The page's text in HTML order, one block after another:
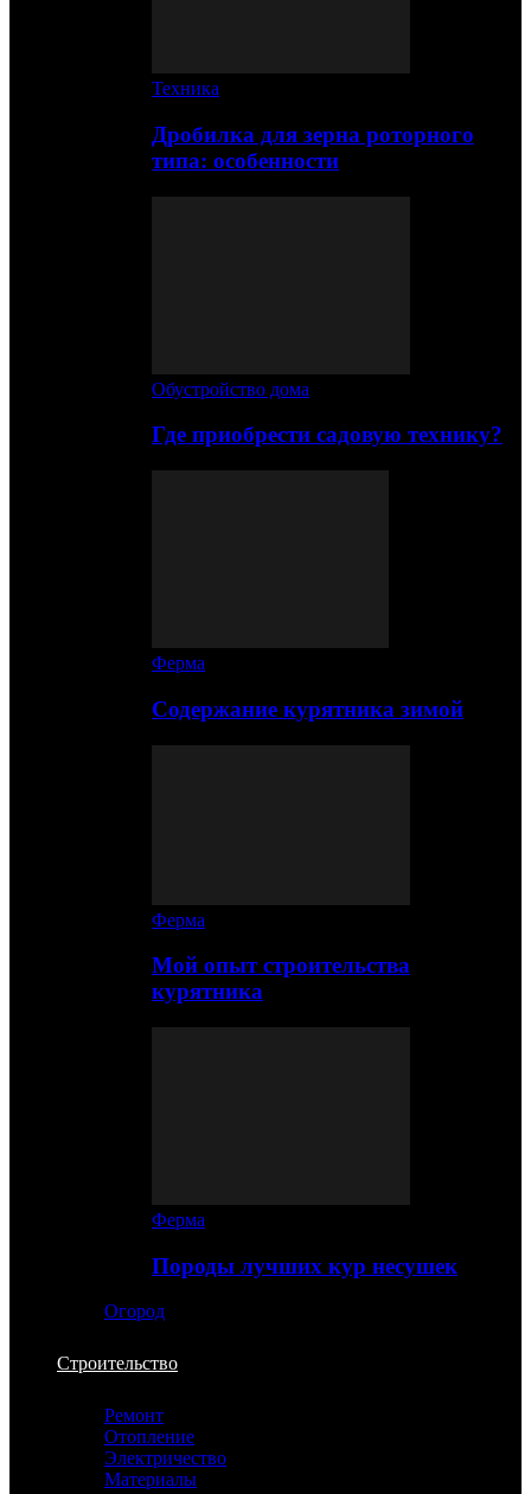
Техника
Дробилка для зерна роторного
типа: особенности
Обустройство дома
Где приобрести садовую технику?
Ферма
Содержание курятника зимой
Ферма
Мой опыт строительства
курятника
Ферма
Породы лучших кур несушек
Огород
Строительство
Ремонт
Отопление
Электричество
Материалы